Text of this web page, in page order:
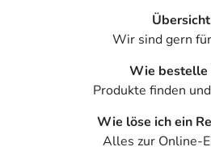
Übersicht
Wir sind gern
Wie bestelle
Produkte finden
Wie löse ich ein
Alles zur Online-